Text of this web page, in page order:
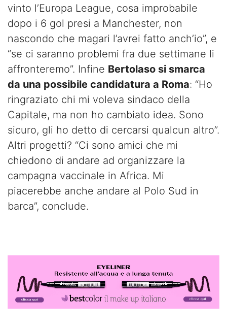
vinto l’Europa League, cosa improbabile
dopo i 6 gol presi a Manchester, non
nascondo che magari l’avrei fatto anch’io”, e
“se ci saranno problemi fra due settimane li
affronteremo”. Infine Bertolaso si smarca
da una possibile candidatura a Roma: “Ho
ringraziato chi mi voleva sindaco della
Capitale, ma non ho cambiato idea. Sono
sicuro, gli ho detto di cercarsi qualcun altro”.
Altri progetti? “Ci sono amici che mi
chiedono di andare ad organizzare la
campagna vaccinale in Africa. Mi
piacerebbe anche andare al Polo Sud in
barca”, conclude.